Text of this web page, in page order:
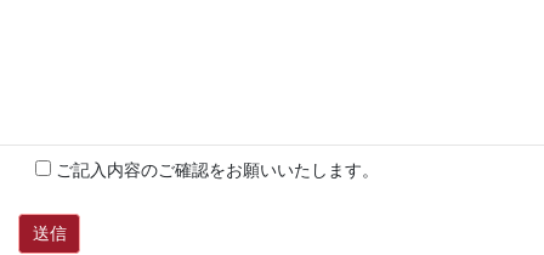
ご記入内容のご確認をお願いいたします。